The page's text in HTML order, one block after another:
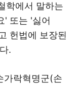
학에서 말하는
' 또는 '싫어
헌법에 보장된
.
가락혁명군(손